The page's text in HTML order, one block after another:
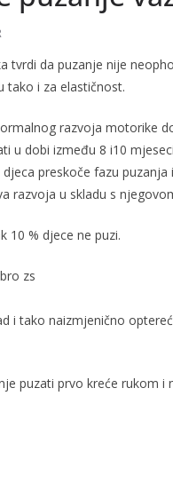
tvrdi da puzanje nije
tako i za elastičnost.
razvoja motorike
u dobi između 8 i10
preskoče fazu
razvoja u skladu s
10 % djece ne puzi.
i tako naizmjenično
puzati prvo kreće rukom